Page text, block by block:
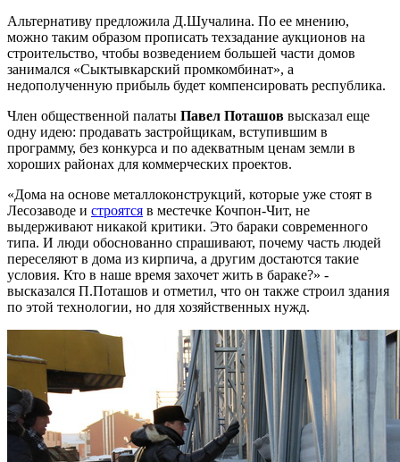
Альтернативу предложила Д.Шучалина. По ее мнению,
можно таким образом прописать техзадание аукционов на
строительство, чтобы возведением большей части домов
занимался «Сыктывкарский промкомбинат», а
недополученную прибыль будет компенсировать республика.
Член общественной палаты Павел Поташов высказал еще
одну идею: продавать застройщикам, вступившим в
программу, без конкурса и по адекватным ценам земли в
хороших районах для коммерческих проектов.
«Дома на основе металлоконструкций, которые уже стоят в
Лесозаводе и строятся в местечке Кочпон-Чит, не
выдерживают никакой критики. Это бараки современного
типа. И люди обоснованно спрашивают, почему часть людей
переселяют в дома из кирпича, а другим достаются такие
условия. Кто в наше время захочет жить в бараке?» -
высказался П.Поташов и отметил, что он также строил здания
по этой технологии, но для хозяйственных нужд.